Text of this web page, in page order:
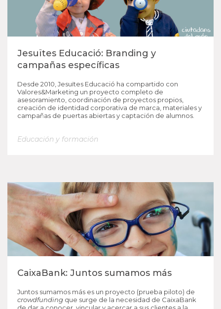
Jesuïtes Educació: Branding y
campañas específicas
Desde 2010, Jesuïtes Educació ha compartido con
Valores&Marketing un proyecto completo de
asesoramiento, coordinación de proyectos propios,
creación de identidad corporativa de marca, materiales y
campañas de puertas abiertas y captación de alumnos.
Educación y formación
CaixaBank: Juntos sumamos más
Juntos sumamos más es un proyecto (prueba piloto) de
crowdfunding que surge de la necesidad de CaixaBank